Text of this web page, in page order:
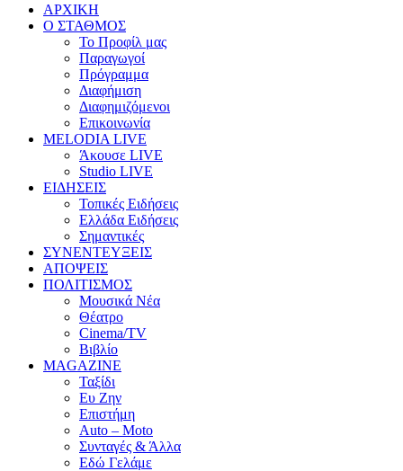
ΑΡΧΙΚΗ
Ο ΣΤΑΘΜΟΣ
Το Προφίλ μας
Παραγωγοί
Πρόγραμμα
Διαφήμιση
Διαφημιζόμενοι
Επικοινωνία
MELODIA LIVE
Άκουσε LIVE
Studio LIVE
ΕΙΔΗΣΕΙΣ
Τοπικές Ειδήσεις
Ελλάδα Ειδήσεις
Σημαντικές
ΣΥΝΕΝΤΕΥΞΕΙΣ
ΑΠΟΨΕΙΣ
ΠΟΛΙΤΙΣΜΟΣ
Μουσικά Νέα
Θέατρο
Cinema/TV
Βιβλίο
MAGAZINE
Ταξίδι
Ευ Ζην
Επιστήμη
Auto – Moto
Συνταγές & Άλλα
Εδώ Γελάμε